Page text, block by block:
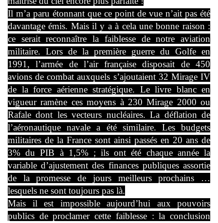
Il m’a paru étonnant que ce point de vue n’ait pas été
davantage émis. Mais il y a à cela une bonne raison :
ce serait reconnaître la faiblesse de notre aviation
militaire. Lors de la première guerre du Golfe en
1991, l’armée de l’air française disposait de 450
avions de combat auxquels s’ajoutaient 32 Mirage IV
de la force aérienne stratégique. Le livre blanc en
vigueur ramène ces moyens à 230 Mirage 2000 ou
Rafale dont les vecteurs nucléaires. La déflation de
l’aéronautique navale a été similaire. Les budgets
militaires de la France sont ainsi passés en 20 ans de
3% du PIB à 1,5% ; ils ont été chaque année la
variable d’ajustement des finances publiques assortie
de la promesse de jours meilleurs prochains …
lesquels ne sont toujours pas là.
Mais il est impossible aujourd’hui aux pouvoirs
publics de proclamer cette faiblesse : la conclusion